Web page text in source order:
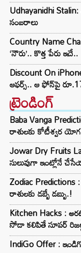
Udhayanidhi
సంబరాలు
Country Name
‘నౌరు’.. కొత్త పేరు ఇదే..
Discount On
ఆఫర్స్.. ఆ ఫోన్‌పై రూ.17
ట్రెండింగ్‌
Baba Vanga
రాశులకు కోటీశ్వర
Jowar Dry Fruits
సులువుగా ఇంట్లోనే
Zodiac
రాశులకు డబ్బే డబ్బు.!
Kitchen Hacks :
సోడా కలిపితే సూపర్
IndiGo Offer :